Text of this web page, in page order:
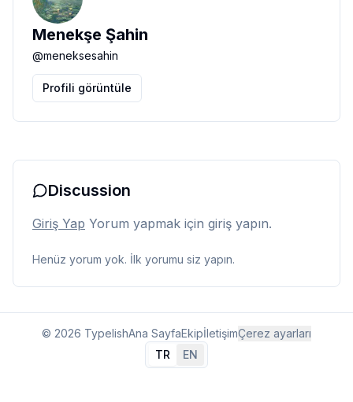
Menekşe Şahin
@meneksesahin
Profili görüntüle
Discussion
Giriş Yap Yorum yapmak için giriş yapın.
Henüz yorum yok. İlk yorumu siz yapın.
© 2026 TypelishAna SayfaEkipİletişimÇerez ayarları
DilTR EN